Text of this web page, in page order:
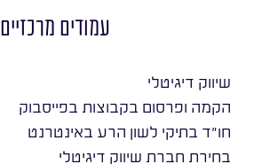
עמודים מרכזיים
שיווק דיגיטלי
הקמה ופרסום בקבוצות בפייסבוק
חו״ד בתיקי לשון הרע באינטרנט
בחירת חברת שיווק דיגיטלי